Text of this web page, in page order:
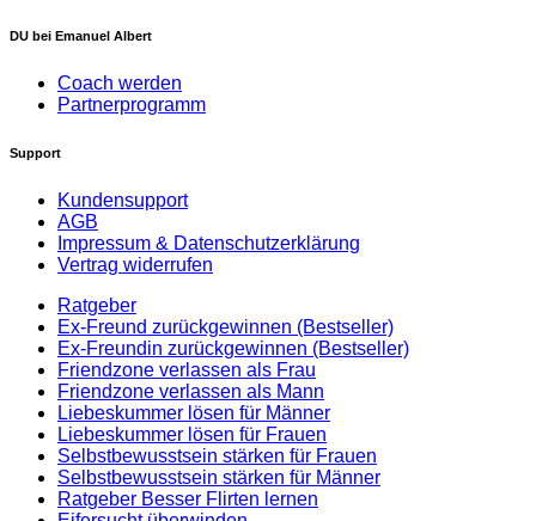
DU bei Emanuel Albert
Coach werden
Partnerprogramm
Support
Kundensupport
AGB
Impressum & Datenschutzerklärung
Vertrag widerrufen
Ratgeber
Ex-Freund zurückgewinnen (Bestseller)
Ex-Freundin zurückgewinnen (Bestseller)
Friendzone verlassen als Frau
Friendzone verlassen als Mann
Liebeskummer lösen für Männer
Liebeskummer lösen für Frauen
Selbstbewusstsein stärken für Frauen
Selbstbewusstsein stärken für Männer
Ratgeber Besser Flirten lernen